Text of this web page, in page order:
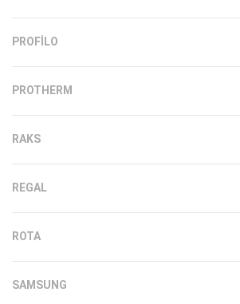
PROFILO
PROTHERM
RAKS
REGAL
ROTA
SAMSUNG